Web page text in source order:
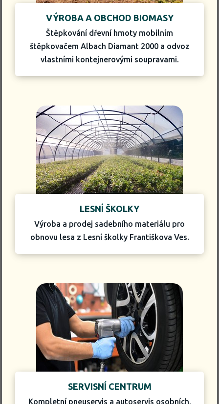
VÝROBA A OBCHOD BIOMASY
Štěpkování dřevní hmoty mobilním
štěpkovačem Albach Diamant 2000 a odvoz
vlastními kontejnerovými soupravami.
LESNÍ ŠKOLKY
Výroba a prodej sadebního materiálu pro
obnovu lesa z Lesní školky Františkova Ves.
SERVISNÍ CENTRUM
Kompletní pneuservis a autoservis osobních,